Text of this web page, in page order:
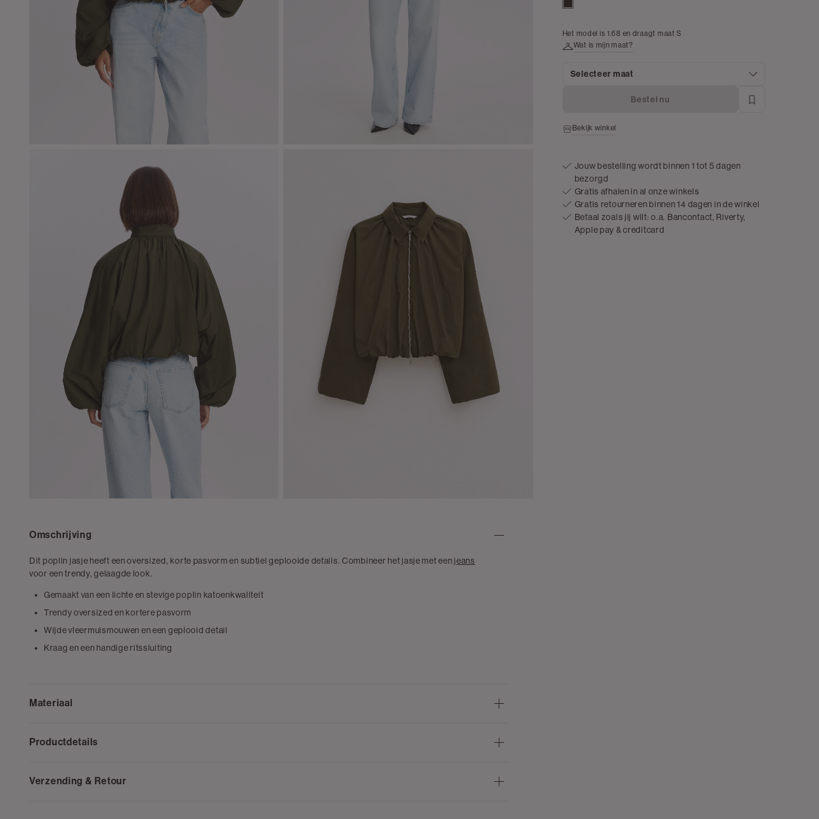
donker
Het model is 1.68 en draagt maat S
Wat is mijn maat?
Selecteer maat
Bestel nu
Bekijk winkel
Jouw bestelling wordt binnen 1 tot 5 dagen
bezorgd
Gratis afhalen in al onze winkels
Gratis retourneren binnen 14 dagen in de winkel
Betaal zoals jij wilt: o.a. Bancontact, Riverty,
Apple pay & creditcard
Omschrijving
Dit poplin jasje heeft een oversized, korte pasvorm en subtiel geplooide details. Combineer het jasje met een jeans
voor een trendy, gelaagde look.
Gemaakt van een lichte en stevige poplin katoenkwaliteit
Trendy oversized en kortere pasvorm
Wijde vleermuismouwen en een geplooid detail
Kraag en een handige ritssluiting
Materiaal
Productdetails
Verzending & Retour